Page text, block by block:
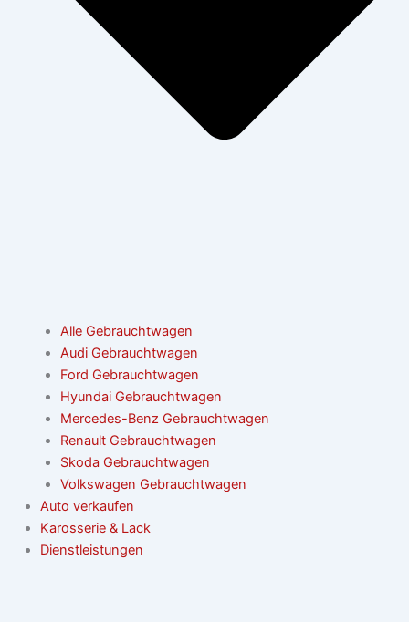
Alle Gebrauchtwagen
Audi Gebrauchtwagen
Ford Gebrauchtwagen
Hyundai Gebrauchtwagen
Mercedes-Benz Gebrauchtwagen
Renault Gebrauchtwagen
Skoda Gebrauchtwagen
Volkswagen Gebrauchtwagen
Auto verkaufen
Karosserie & Lack
Dienstleistungen